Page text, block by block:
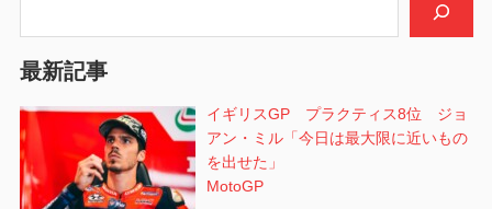
ン
最新記事
イギリスGP プラクティス8位 ジョ
アン・ミル「今日は最大限に近いもの
を出せた」
MotoGP